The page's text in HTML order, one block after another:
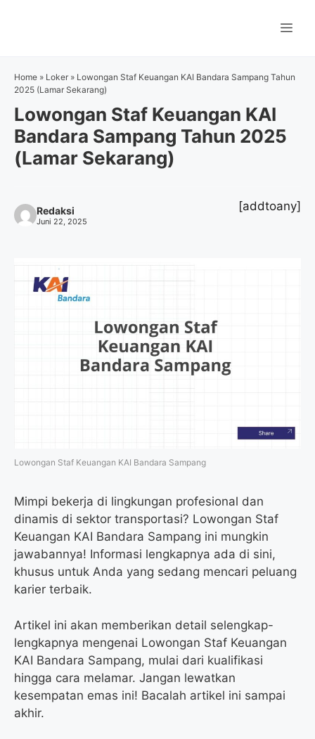
Home » Loker » Lowongan Staf Keuangan KAI Bandara Sampang Tahun
2025 (Lamar Sekarang)
Lowongan Staf Keuangan KAI
Bandara Sampang Tahun 2025
(Lamar Sekarang)
Redaksi
Juni 22, 2025
[addtoany]
Lowongan Staf Keuangan KAI Bandara Sampang
Mimpi bekerja di lingkungan profesional dan
dinamis di sektor transportasi? Lowongan Staf
Keuangan KAI Bandara Sampang ini mungkin
jawabannya! Informasi lengkapnya ada di sini,
khusus untuk Anda yang sedang mencari peluang
karier terbaik.
Artikel ini akan memberikan detail selengkap-
lengkapnya mengenai Lowongan Staf Keuangan
KAI Bandara Sampang, mulai dari kualifikasi
hingga cara melamar. Jangan lewatkan
kesempatan emas ini! Bacalah artikel ini sampai
akhir.